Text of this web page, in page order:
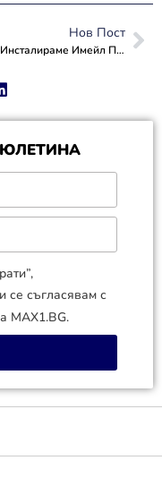
Нов Пост
Как Да Инсталираме Имейл Приложение На Телефона Си? (Android Версия)
се съгласявам с
MAX1.BG.